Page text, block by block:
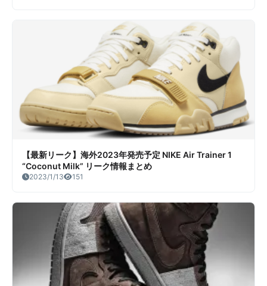
【最新リーク】海外2023年発売予定 NIKE Air Trainer 1
“Coconut Milk” リーク情報まとめ
2023/1/13 151